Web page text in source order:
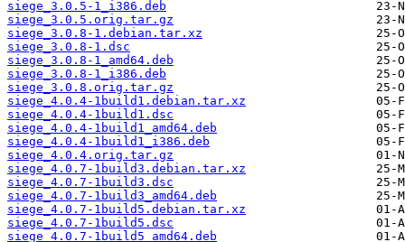
siege_3.0.5-1_i386.deb
siege_3.0.5.orig.tar.gz
siege_3.0.8-1.debian.tar.xz
siege_3.0.8-1.dsc
siege_3.0.8-1_amd64.deb
siege_3.0.8-1_i386.deb
siege_3.0.8.orig.tar.gz
siege_4.0.4-1build1.debian.tar.xz
siege_4.0.4-1build1.dsc
siege_4.0.4-1build1_amd64.deb
siege_4.0.4-1build1_i386.deb
siege_4.0.4.orig.tar.gz
siege_4.0.7-1build3.debian.tar.xz
siege_4.0.7-1build3.dsc
siege_4.0.7-1build3_amd64.deb
siege_4.0.7-1build5.debian.tar.xz
siege_4.0.7-1build5.dsc
siege_4.0.7-1build5_amd64.deb